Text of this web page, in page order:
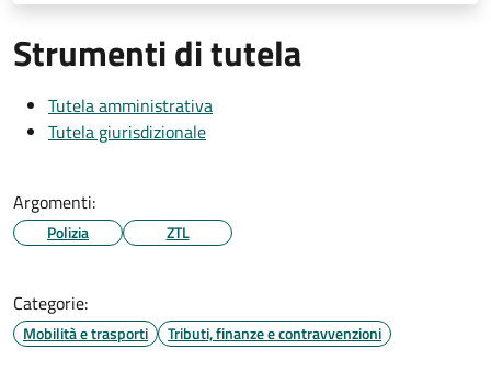
Strumenti di tutela
Tutela amministrativa
Tutela giurisdizionale
Argomenti:
Polizia ZTL
Categorie:
Mobilità e trasporti Tributi, finanze e contravvenzioni